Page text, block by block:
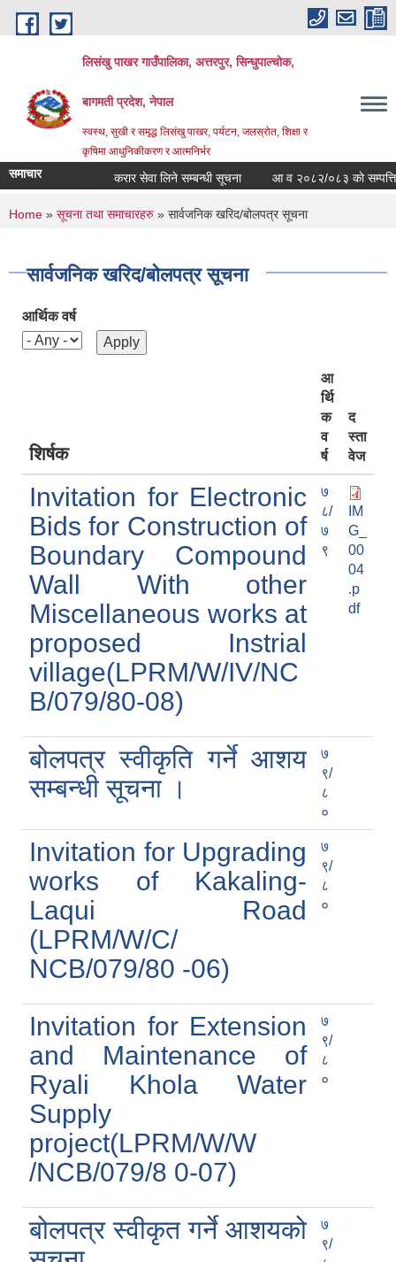
Skip to main content
लिसंखु पाखर गाउँपालिका, अत्तरपुर, सिन्धुपाल्चोक,
बागमती प्रदेश, नेपाल
स्वस्थ, सुखी र समृद्ध लिसंखु पाखर, पर्यटन, जलस्रोत, शिक्षा र
कृषिमा आधुनिकीकरण र आत्मनिर्भर
समाचार करार सेवा लिने सम्बन्धी सूचना आ व २०८२/०८३ काे सम्पत्ति
You are here
Home » सूचना तथा समाचारहरु » सार्वजनिक खरिद/बोलपत्र सूचना
सार्वजनिक खरिद/बोलपत्र सूचना
आर्थिक वर्ष
शिर्षक
आ
र्थि
क
व
र्ष
द
स्ता
वेज
Invitation for Electronic
Bids for Construction of
Boundary Compound
Wall With other
Miscellaneous works at
proposed Instrial
village(LPRM/W/IV/NC
B/079/80-08)
७
८/
७
९
IM
G_
00
04
.p
df
बोलपत्र स्वीकृति गर्ने आशय
सम्बन्धी सूचना ।
७
९/
८
०
Invitation for Upgrading
works of Kakaling-
Laqui Road
(LPRM/W/C/
NCB/079/80 -06)
७
९/
८
०
Invitation for Extension
and Maintenance of
Ryali Khola Water
Supply
project(LPRM/W/W
/NCB/079/8 0-07)
७
९/
८
०
बोलपत्र स्वीकृत गर्ने आशयको
७
९/